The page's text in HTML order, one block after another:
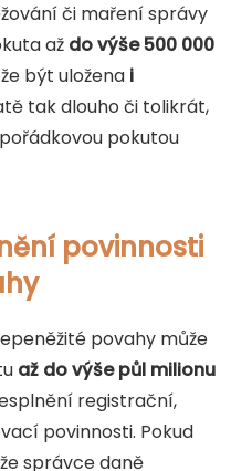
či maření správy
až do výše 500 000
být uložena i
tak dlouho či tolikrát,
pokutou
povinnosti
povahy může
až do výše půl milionu
registrační,
povinnosti. Pokud
správce daně